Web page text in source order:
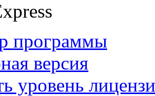
программы
версия
уровень